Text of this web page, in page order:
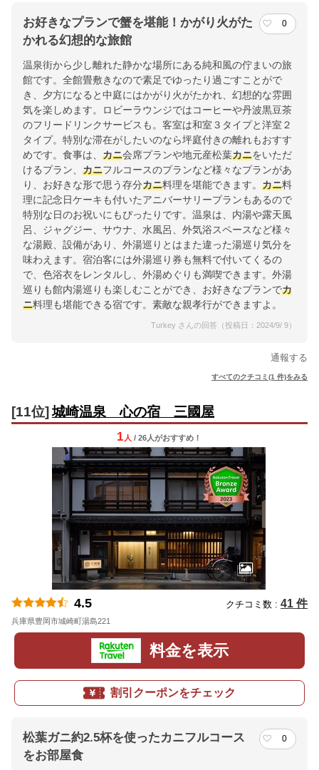
お好きなプランで蟹を堪能！かがり火がた
かれる幻想的な旅館
0
温泉街から少し離れた静かな場所にある純和風の佇まいの旅
館です。全館畳敷きなので素足でゆったり過ごすことがで
き、夕方になると中庭にはかがり火がたかれ、幻想的な雰囲
気を楽しめます。ロビーラウンジではコーヒーや丹波黒豆茶
のフリードリンクサービスも。客室は和室３タイプと洋室２
タイプ。特別な滞在がしたいのなら坪庭付きの離れもおすす
めです。食事は、 カニ会席プランや地元産松葉カニをいただ
けるプラン、 カニフルコースのプランなど様々なプランがあ
り、お好きな形で思う存分カニ料理を堪能できます。 カニ料
理に記念日ケーキも付いたアニバーサリープランもあるので
特別な日のお祝いにもぴったりです。温泉は、内湯や露天風
呂、ジャグジー、サウナ、水風呂、外気浴スペースなど様々
な湯殿、設備があり、外湯巡りとはまた違った湯巡り気分を
味わえます。宿泊客には外湯巡り券も無料で付いてくるの
で、色浴衣をレンタルし、外湯めぐりも満喫できます。外湯
巡りも館内湯巡りも楽しむことができ、お好きなプランでカ
ニ料理も堪能できる宿です。素敵な親孝行ができますよ。
Turkey さんの回答（投稿日：2024/9/ 9）
通報する
すべてのクチコミ(1 件)をみる
[11位] 城崎温泉 心の宿 三國屋
1 人 / 26人がおすすめ！
4.5 クチコミ数 : 41 件
兵庫県豊岡市城崎町湯島221
料金を表示
割引クーポンをチェック
松葉ガニ約2.5杯を使ったカニフルコース
をお部屋食
0